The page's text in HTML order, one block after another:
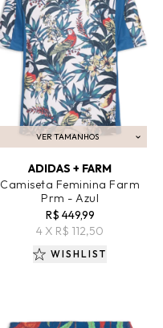
VER TAMANHOS
ADICIONAR AO CARRINHO
ADIDAS + FARM
Camiseta Feminina Farm
Prm - Azul
R$ 449,99
4 X R$ 112,50
WISHLIST